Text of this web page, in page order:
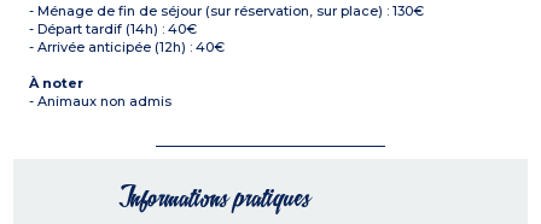
- Ménage de fin de séjour (sur réservation, sur place) : 130€
- Départ tardif (14h) : 40€
- Arrivée anticipée (12h) : 40€
À noter
- Animaux non admis
Informations pratiques